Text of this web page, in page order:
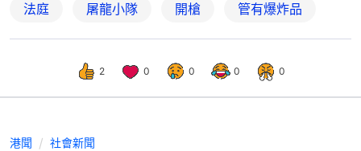
法庭 屠龍小隊 開槍 管有爆炸品
2 0 0 0 0
港聞 社會新聞